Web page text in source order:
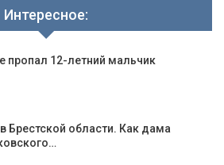
Интересное:
пропал 12-летний мальчик
Брестской области. Как дама